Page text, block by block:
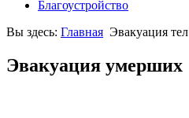
Благоустройство
Вы здесь: Главная Эвакуация
Эвакуация умерших